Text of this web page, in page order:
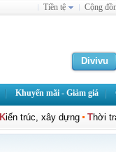
Tiền tệ Cộng
Divivu
Khuyến mãi - Giảm giá
Kiến trúc, xây dựng Thời